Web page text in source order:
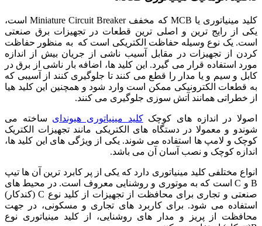
کلید مینیاتوری یا MCB که مخفف Miniature Circuit Breaker است،
یکی از رایج ترین و اصلی ترین قطعات در تجهیزات برق صنعتی
است. یک نوع وسیله حفاظت الکتریکی است که به منظور حفاظت
کردن از تجهیزات در مقابل آسیب ناشی از جریان بیش از اندازه
مورد استفاده قرار می گیرد. این کلید ها، اضافه بار ناشی از برق در
کابل و سیم و یا مدار را قطع می کنند تا جلوگیری کنند از آسیبی که
به قطعات الکترونیکی ممکن است وارد شود و همچنین این کلید هیا
از خطراتی همانند آتش سوزی جلوگیری می کنند.
اصولا در اندازه های کوچککلید مینیاتوری هیوندای ساخته می
شوندو و معمولا در دستگاه های الکتریکی مانند تجهیزات الکتریک
کوچک و لامپ ها استفاده می شوند. یکی از ویژگی های این کلید ها،
اندازه کوچک و نصب آسان آن می باشد.
انواع مختلفی کلید مینیاتوری دارد که یکی از پر کابرد ترین آن ها تیپ
B و C است که به موتوری و روشنایی معروف است. در محیط های
صنعتی و تجاری برای محافظت از تجهیزات از کلید نوع C (کندکار)
استفاده می شود. برای کاربرد های تجاری و مسکونی، در جهت
محافظت از پریز و مدار های روشنایی، از کلید مینیاتوری نوع